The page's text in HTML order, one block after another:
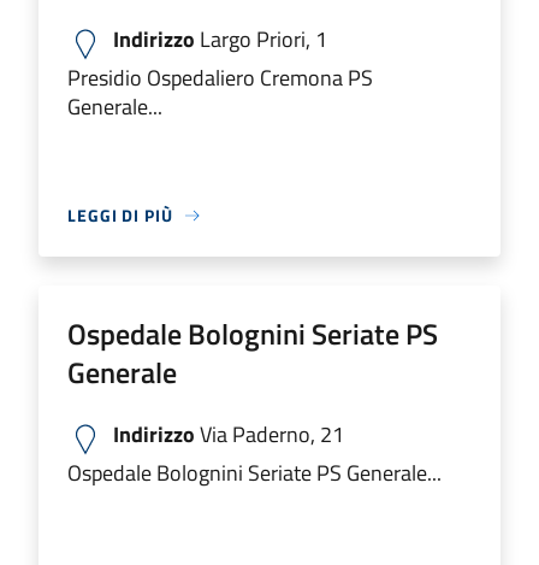
Indirizzo Largo Priori, 1
Presidio Ospedaliero Cremona PS
Generale...
LEGGI DI PIÙ
Ospedale Bolognini Seriate PS
Generale
IndirizzoVia Paderno, 21
Ospedale Bolognini Seriate PS Generale...